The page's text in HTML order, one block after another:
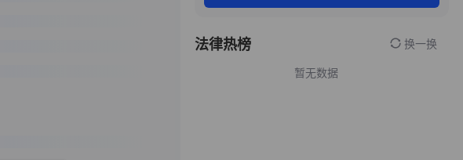
法律热榜 换一换
暂无数据